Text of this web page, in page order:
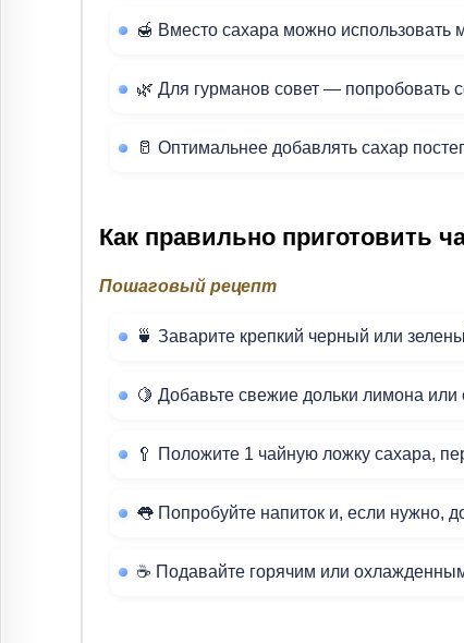
🍯 Вместо сахара можно
🌿 Для гурманов совет — попробовать
🥛 Оптимальнее добавлять сахар
Как правильно приготовить
Пошаговый рецепт
🍵 Заварите крепкий черный или
🍋 Добавьте свежие дольки лимона
🥄 Положите 1 чайную ложку сахара,
👅 Попробуйте напиток и, если нужно,
☕ Подавайте горячим или